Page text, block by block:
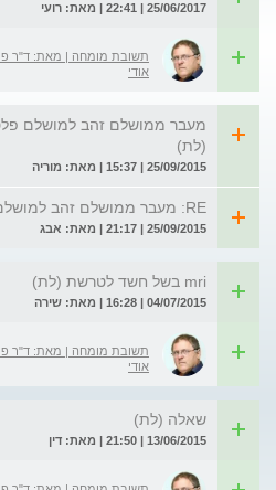
25/06/2017 | 22:41 | מאת: רועי
תשובת מומחה | מאת: ד"ר
אודי
מעבר ממושלם זהב למושלם
(לת)
25/09/2015 | 15:37 | מאת: מוריה
RE: מעבר ממושלם זהב למושלם פלטינום בעניין יישור שי
25/09/2015 | 21:17 | מאת: אבג
mri בשל חשד לטרשת (לת)
04/07/2015 | 16:28 | מאת: שירה
תשובת מומחה | מאת: ד"ר
אודי
שאלה (לת)
13/06/2015 | 21:50 | מאת: דין